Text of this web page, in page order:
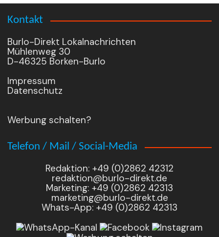
Kontakt
Burlo-Direkt Lokalnachrichten
Mühlenweg 30
D-46325 Borken-Burlo
Impressum
Datenschutz
Werbung schalten?
Telefon / Mail / Social-Media
Redaktion: +49 (0)2862 42312
redaktion@burlo-direkt.de
Marketing: +49 (0)2862 42313
marketing@burlo-direkt.de
Whats-App: +49 (0)2862 42313